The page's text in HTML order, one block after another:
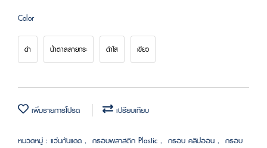
Color
ดำ น้ำตาลลายกระ ดำใส เขียว
เพิ่มรายการโปรด เปรียบเทียบ
หมวดหมู่ : แว่นกันแดด , กรอบพลาสติก Plastic , กรอบ คลิปออน , กรอบ